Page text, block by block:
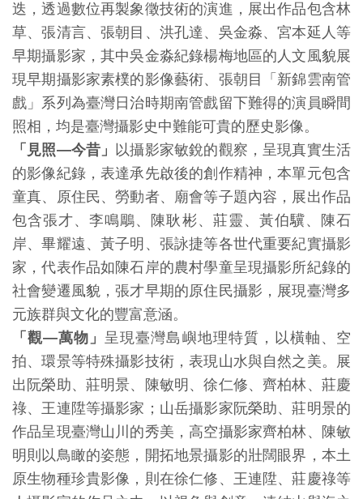
出
版
文
創
典
藏
研
究
便
民
服
務
政
府
公
開
資
訊
迭，透過數位再製象徵技術的演進，展出作品包含林
草、張清言、張朝目、洪孔達、吳金淼、宮本延人等
早期攝影家，其中吳金淼紀錄楊梅地區的人文風貌展
現早期攝影家素樸的影像藝術、張朝目「新錦雲南管
戲」系列為臺灣日治時期南管戲留下難得的演員瞬間
照相，均是臺灣攝影史中難能可貴的歷史影像。
「見照—今昔」
以攝影家敏銳的觀察，呈現真實生活
的影像紀錄，表達承先啟後的創作精神，本單元包含
童真、原住民、勞動者、廟會等子題內容，展出作品
包含張才、李鳴鵰、陳耿彬、莊靈、黃伯驥、陳石
岸、畢耀遠、黃子明、張詠捷等各世代重要紀實攝影
家，代表作品如陳石岸的農村學童呈現攝影所紀錄的
社會變遷風貌，張才早期的原住民攝影，展現臺灣多
元族群與文化的豐富意涵。
「觀—萬物」 呈現臺灣島嶼地理特質，以橫軸、空
拍、環景等特殊攝影技術，表現山水與自然之美。展
出阮榮助、莊明景、陳敏明、徐仁修、齊柏林、莊慶
祿、王連陞等攝影家；山岳攝影家阮榮助、莊明景的
作品呈現臺灣山川的秀美，高空攝影家齊柏林、陳敏
明則以鳥瞰的姿態，開拓地景攝影的壯闊眼界，本土
原生物種珍貴影像，則在徐仁修、王連陞、莊慶祿等